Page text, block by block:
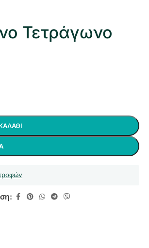
Τετράγωνο